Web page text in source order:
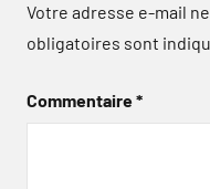
Votre adresse e-mail
obligatoires sont
Commentaire*